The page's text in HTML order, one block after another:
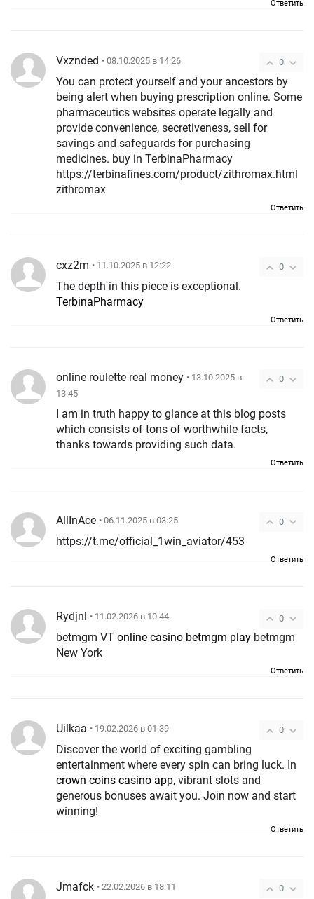
Ответить
0
Vxznded • 08.10.2025 в 14:26
You can protect yourself and your ancestors by
being alert when buying prescription online. Some
pharmaceutics websites operate legally and
provide convenience, secretiveness, sell for
savings and safeguards for purchasing
medicines. buy in TerbinaPharmacy
https://terbinafines.com/product/zithromax.html
zithromax
Ответить
0
cxz2m • 11.10.2025 в 12:22
The depth in this piece is exceptional.
TerbinaPharmacy
Ответить
0
online roulette real money • 13.10.2025 в
13:45
I am in truth happy to glance at this blog posts
which consists of tons of worthwhile facts,
thanks towards providing such data.
Ответить
0
AllInAce • 06.11.2025 в 03:25
https://t.me/official_1win_aviator/453
Ответить
0
Rydjnl • 11.02.2026 в 10:44
betmgm VT online casino betmgm play betmgm
New York
Ответить
0
Uilkaa • 19.02.2026 в 01:39
Discover the world of exciting gambling
entertainment where every spin can bring luck. In
crown coins casino app, vibrant slots and
generous bonuses await you. Join now and start
winning!
Ответить
0
Jmafck • 22.02.2026 в 18:11